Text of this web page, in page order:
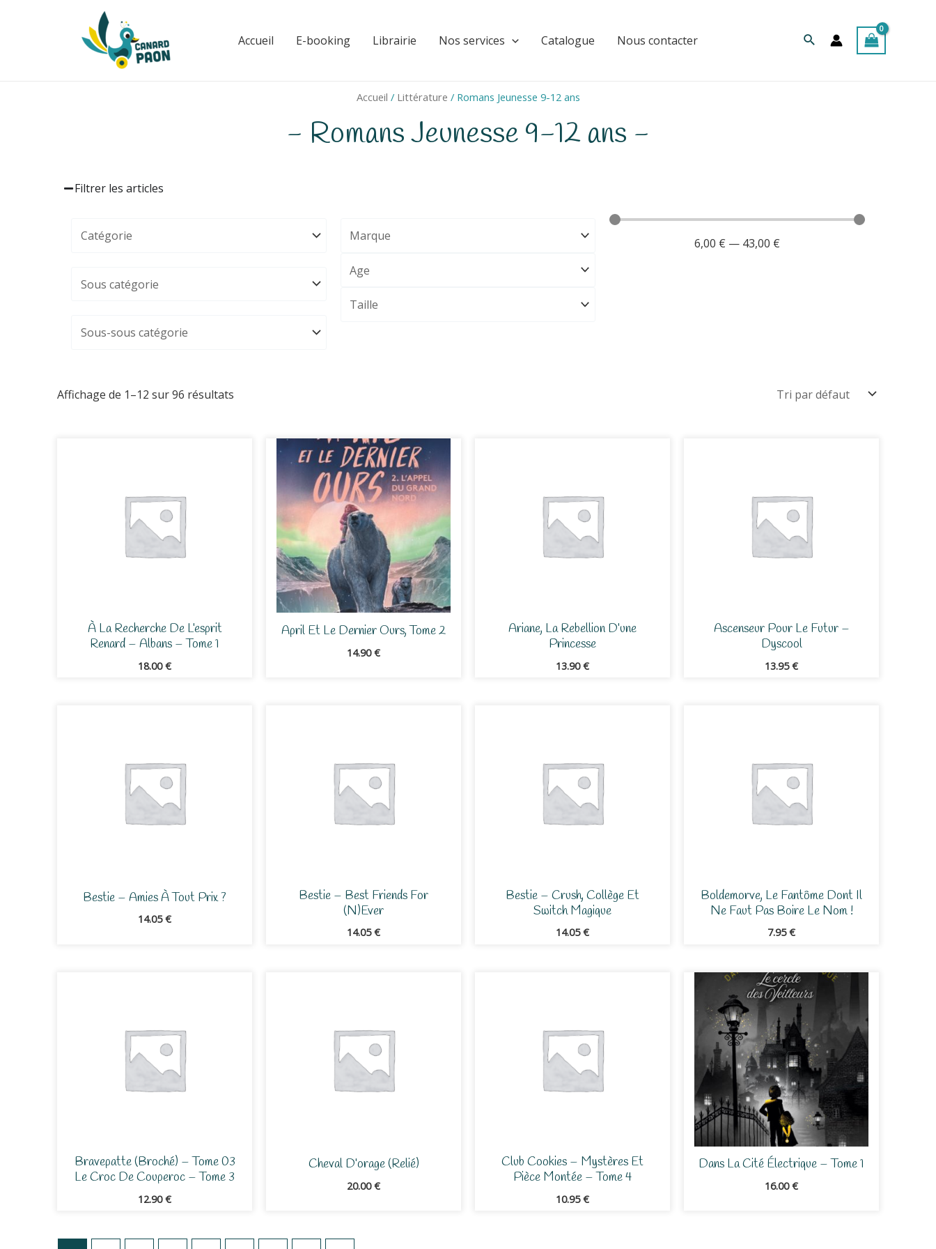
Accueil E-booking Librairie Nos services Catalogue Nous contacter Rechercher
Accueil / Littérature / Romans Jeunesse 9-12 ans
- Romans Jeunesse 9-12 ans -
Filtrer les articles
6,00 € — 43,00 €
Affichage de 1–12 sur 96 résultats
À La Recherche De L’esprit
Renard – Albans – Tome 1
18.00€
April Et Le Dernier Ours, Tome 2
14.90€
Ariane, La Rebellion D’une
Princesse
13.90€
Ascenseur Pour Le Futur –
Dyscool
13.95€
Bestie – Amies À Tout Prix ?
14.05€
Bestie – Best Friends For
(n)ever
14.05€
Bestie – Crush, Collège Et
Switch Magique
14.05€
Boldemorve, Le Fantôme Dont Il
Ne Faut Pas Boire Le Nom !
7.95€
Bravepatte (broché) – Tome 03
Le Croc De Couperoc – Tome 3
12.90€
Cheval D’orage (relié)
20.00€
Club Cookies – Mystères Et
Pièce Montée – Tome 4
10.95€
Dans La Cité Électrique – Tome 1
16.00€